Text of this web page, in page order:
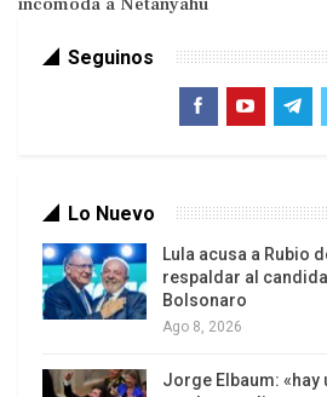
ingresos en divisas del país.
Rubio y los voceros de la
el propósito de sancionar al
Seguinos
Lo Nuevo
Lula acusa a Rubio
respaldar al
Bolsonaro
Ago 8, 2026
Jorge Elbaum: «hay